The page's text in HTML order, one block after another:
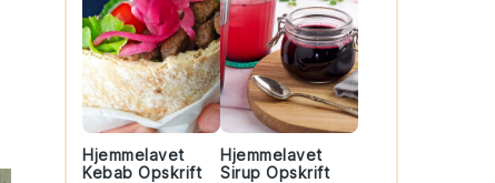
Hjemmelavet
Kebab Opskrift
Hjemmelavet
Sirup Opskrift